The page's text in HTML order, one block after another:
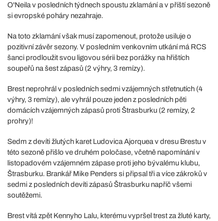
O'Neila v posledních týdnech spoustu zklamání a v příští sezoně
si evropské poháry nezahraje.
Na toto zklamání však musí zapomenout, protože usiluje o
pozitivní závěr sezony. V posledním venkovním utkání má RCS
šanci prodloužit svou ligovou sérii bez porážky na hřištích
soupeřů na šest zápasů (2 výhry, 3 remízy).
Brest neprohrál v posledních sedmi vzájemných střetnutích (4
výhry, 3 remízy), ale vyhrál pouze jeden z posledních pěti
domácích vzájemných zápasů proti Štrasburku (2 remízy, 2
prohry)!
Sedm z devíti žlutých karet Ludovica Ajorquea v dresu Brestu v
této sezoně přišlo ve druhém poločase, včetně napomínání v
listopadovém vzájemném zápase proti jeho bývalému klubu,
Štrasburku. Brankář Mike Penders si připsal tři a více zákroků v
sedmi z posledních devíti zápasů Štrasburku napříč všemi
soutěžemi.
Brest vítá zpět Kennyho Lalu, kterému vypršel trest za žluté karty,